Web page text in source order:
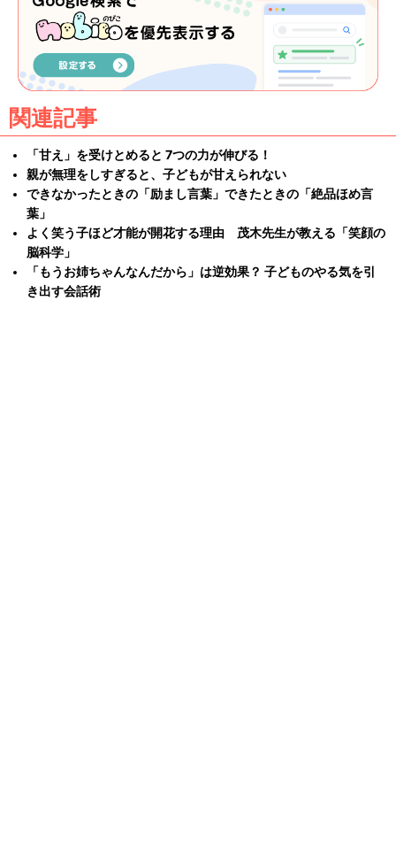
関連記事
「甘え」を受けとめると 7つの力が伸びる！
親が無理をしすぎると、子どもが甘えられない
できなかったときの「励まし言葉」できたときの「絶品ほめ言
葉」
よく笑う子ほど才能が開花する理由 茂木先生が教える「笑顔の
脳科学」
「もうお姉ちゃんなんだから」は逆効果？ 子どものやる気を引
き出す会話術